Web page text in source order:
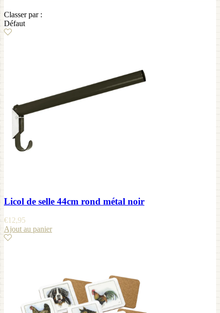
Classer par :
Défaut
Licol de selle 44cm rond métal noir
€12,95
Ajout au panier